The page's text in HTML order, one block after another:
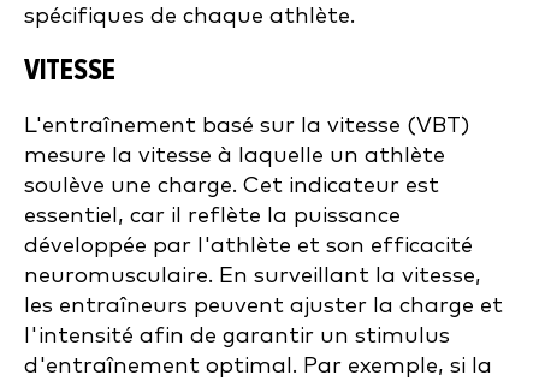
spécifiques de chaque athlète.
VITESSE
L'entraînement basé sur la vitesse (VBT)
mesure la vitesse à laquelle un athlète
soulève une charge. Cet indicateur est
essentiel, car il reflète la puissance
développée par l'athlète et son efficacité
neuromusculaire. En surveillant la vitesse,
les entraîneurs peuvent ajuster la charge et
l'intensité afin de garantir un stimulus
d'entraînement optimal. Par exemple, si la